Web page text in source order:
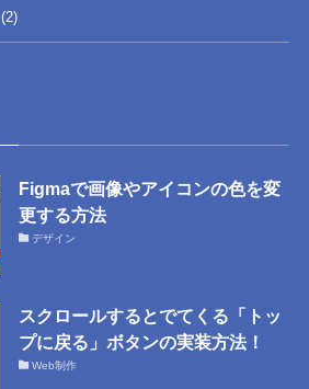
(2)
Figmaで画像やアイコンの色を変
更する方法
デザイン
スクロールするとでてくる「トッ
プに戻る」ボタンの実装方法！
Web制作